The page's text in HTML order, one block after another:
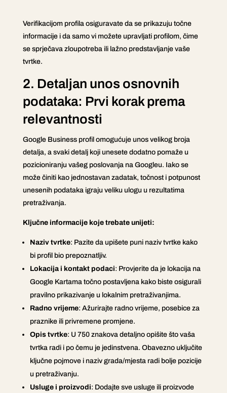
Verifikacijom profila osiguravate da se prikazuju točne
informacije i da samo vi možete upravljati profilom, čime
se sprječava zloupotreba ili lažno predstavljanje vaše
tvrtke.
2. Detaljan unos osnovnih
podataka: Prvi korak prema
relevantnosti
Google Business profil omogućuje unos velikog broja
detalja, a svaki detalj koji unesete dodatno pomaže u
pozicioniranju vašeg poslovanja na Googleu. Iako se
može činiti kao jednostavan zadatak, točnost i potpunost
unesenih podataka igraju veliku ulogu u rezultatima
pretraživanja.
Ključne informacije koje trebate unijeti:
Naziv tvrtke: Pazite da upišete puni naziv tvrtke kako
bi profil bio prepoznatljiv.
Lokacija i kontakt podaci: Provjerite da je lokacija na
Google Kartama točno postavljena kako biste osigurali
pravilno prikazivanje u lokalnim pretraživanjima.
Radno vrijeme: Ažurirajte radno vrijeme, posebice za
praznike ili privremene promjene.
Opis tvrtke: U 750 znakova detaljno opišite što vaša
tvrtka radi i po čemu je jedinstvena. Obavezno uključite
ključne pojmove i naziv grada/mjesta radi bolje pozicije
u pretraživanju.
Usluge i proizvodi: Dodajte sve usluge ili proizvode